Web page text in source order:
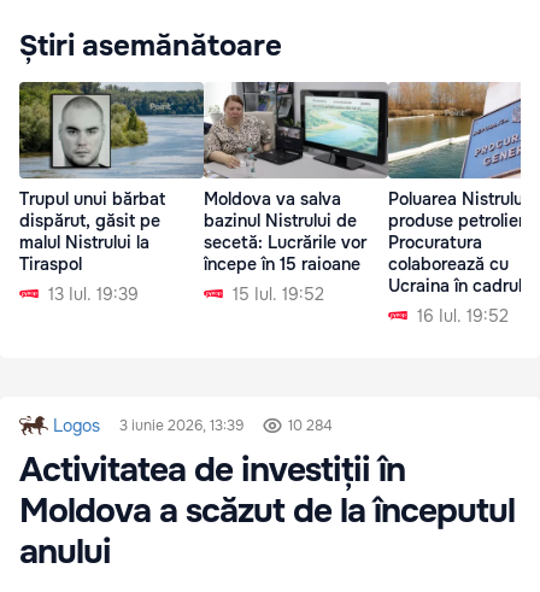
Știri asemănătoare
Trupul unui bărbat
dispărut, găsit pe
malul Nistrului la
Tiraspol
13 Iul. 19:39
Moldova va salva
bazinul Nistrului de
secetă: Lucrările vor
începe în 15 raioane
15 Iul. 19:52
Poluarea Nistrului
produse petroliere:
Procuratura
colaborează cu
Ucraina în cadrul
anchetei
16 Iul. 19:52
Logos 3 iunie 2026, 13:39 10 284
Activitatea de investiții în
Moldova a scăzut de la începutul
anului